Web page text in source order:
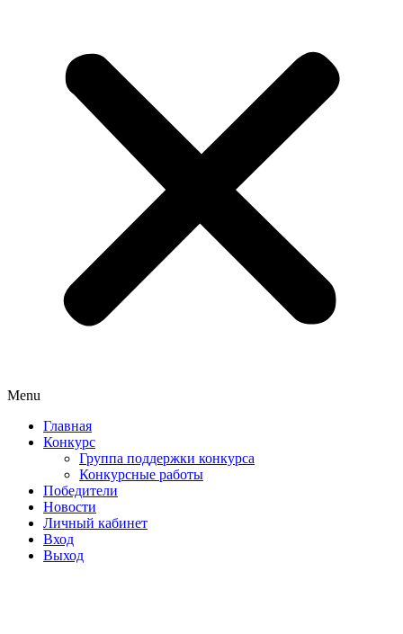
Menu
Главная
Конкурс
Группа поддержки конкурса
Конкурсные работы
Победители
Новости
Личный кабинет
Вход
Выход